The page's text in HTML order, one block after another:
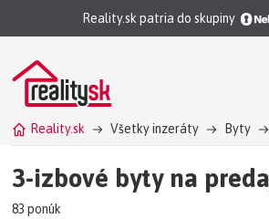
Reality.sk patria do skupiny
Reality.sk Všetky inzeráty Byty
3-izbové byty na
83 ponúk